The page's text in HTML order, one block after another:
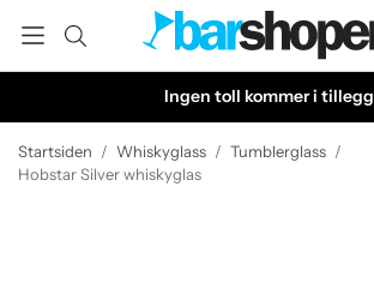
Ingen toll kommer i tillegg
Startsiden / Whiskyglass / Tumblerglass /
Hobstar Silver whiskyglas